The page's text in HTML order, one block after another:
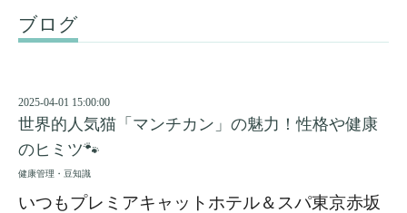
ブログ
2025-04-01 15:00:00
世界的人気猫「マンチカン」の魅力！性格や健康
のヒミツ🐾
健康管理・豆知識
いつもプレミアキャットホテル＆スパ東京赤坂